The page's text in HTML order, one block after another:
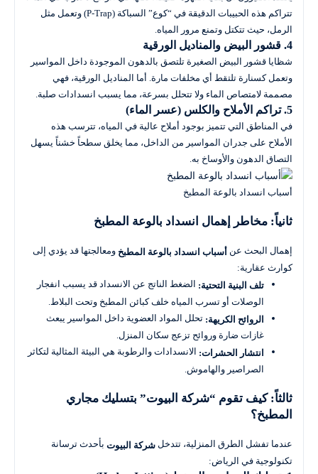
تتراكم هذه الحبيبات الدقيقة في “كوع” السباكة (P-Trap) وتعمل مثل
الرمل، حيث تتكتل وتمنع مرور المياه.
4. قشور البيض والمناديل الورقية
شظايا قشور البيض الصغيرة تلتصق بالدهون الموجودة داخل المواسير
وتعمل كسنارة تلتقط أي مخلفات مارة. أما المناديل الورقية، فهي
مصممة لامتصاص الماء ولا تتحلل بسرعة، مما يسبب انسدادات صلبة.
5. تراكم الأملاح والكلس (عسر الماء)
في المناطق التي تتميز بوجود أملاح عالية في المياه، تترسب هذه
الأملاح على جدران المواسير من الداخل، مما يخلق سطحاً خشناً يسهل
التصاق الدهون والأوساخ به.
أسباب انسداد بالوعة المطبخ
ثانياً: مخاطر إهمال انسداد بالوعة المطبخ
إهمال البحث عن أسباب انسداد بالوعة المطبخ ومعالجتها قد يؤدي إلى
كوارث عقارية:
تلف البنية التحتية: الضغط الناتج عن الانسداد قد يسبب انفجار
الوصلات أو تسرب المياه خلف كبائن المطبخ وتحت البلاط.
الروائح الكريهة: تحلل المواد العضوية داخل المواسير يبعث
غازات ضارة وروائح تزعج سكان المنزل.
انتشار الحشرات: الانسدادات والرطوبة هي البيئة المثالية لتكاثر
الصراصير والهاموش.
ثالثاً: كيف تقوم “شركة البيوت” بتسليك مجاري
المطبخ؟
عندما تفشل الطرق المنزلية، تتدخل شركة البيوت بأحدث ترسانة
تكنولوجية في الرياض: